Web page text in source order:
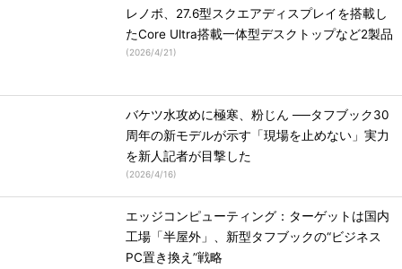
レノボ、27.6型スクエアディスプレイを搭載し
たCore Ultra搭載一体型デスクトップなど2製品
(2026/4/21)
バケツ水攻めに極寒、粉じん ──タフブック30
周年の新モデルが示す「現場を止めない」実力
を新人記者が目撃した
(2026/4/16)
エッジコンピューティング：ターゲットは国内
工場「半屋外」、新型タフブックの“ビジネス
PC置き換え”戦略